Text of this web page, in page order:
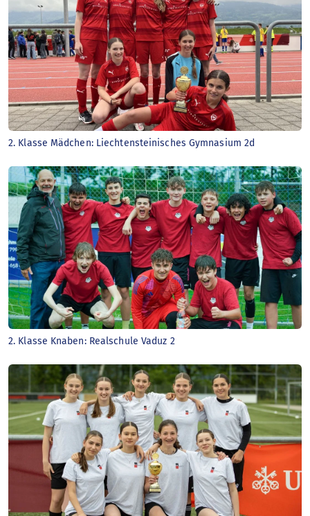
2. Klasse Mädchen: Liechtensteinisches Gymnasium 2d
2. Klasse Knaben: Realschule Vaduz 2